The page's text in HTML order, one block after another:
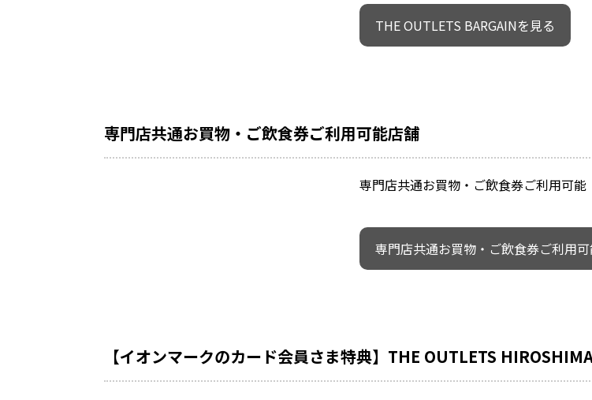
THE OUTLETS BARGAINを見る
専門店共通お買物・ご飲食券ご利用可能店舗
専門店共通お買物・ご飲食券ご利用可能
専門店共通お買物・ご飲食券ご利用
【イオンマークのカード会員さま特典】THE OUTLETS